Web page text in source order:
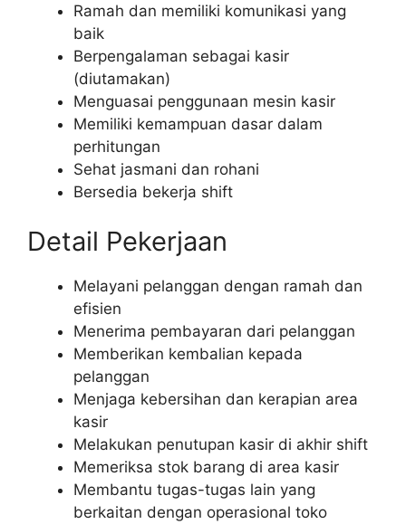
Ramah dan memiliki komunikasi yang
baik
Berpengalaman sebagai kasir
(diutamakan)
Menguasai penggunaan mesin kasir
Memiliki kemampuan dasar dalam
perhitungan
Sehat jasmani dan rohani
Bersedia bekerja shift
Detail Pekerjaan
Melayani pelanggan dengan ramah dan
efisien
Menerima pembayaran dari pelanggan
Memberikan kembalian kepada
pelanggan
Menjaga kebersihan dan kerapian area
kasir
Melakukan penutupan kasir di akhir shift
Memeriksa stok barang di area kasir
Membantu tugas-tugas lain yang
berkaitan dengan operasional toko